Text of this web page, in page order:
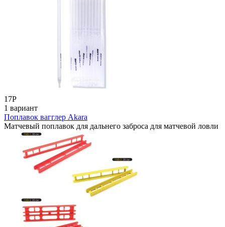
17Р
1 вариант
Поплавок вагглер Akara
Матчевый поплавок для дальнего заброса для матчевой ловли